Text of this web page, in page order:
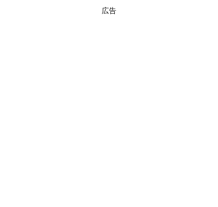
広告